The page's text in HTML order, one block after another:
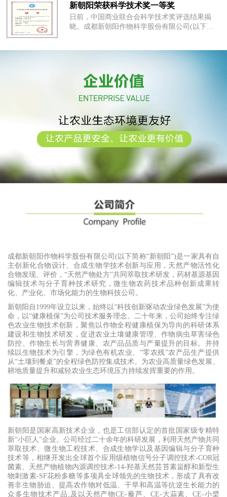
新朝阳荣获科学技术奖一等奖
日前，中国商业联合会科学技术奖评选结果揭
晓。成都新朝阳作物科学股份有限公司(以下简
成都新朝阳作物科学股份有限公司(以下简称“新朝阳”)是一家具有自
主创新化合物设计、合成生物学技术创新与应用，天然产物活性化
合物发现、评价，“天然产物处方”共同萃取技术研发，药材基源基因
编辑技术与分子育种技术研究，微生物农药技术品种创新成果转
化、产业化、市场化能力的生物科技公司。
新朝阳自1999年设立以来，始终以“科技创新驱动农业绿色发展”为使
命，以“健康植保”为公司技术服务理念。二十年来，公司始终专注绿
色农业生物技术创新，聚焦以作物全程健康植保为导向的科研体系
建设和生物技术研发，促进农业土壤健康管理、作物病虫草害绿色
防控、作物生长与营养健康、农产品品质与产量提升的目标。并持
续以生物技术为引擎，为绿色有机农业、“零农残”农产品生产提供
从“土壤到餐桌”的全程绿色防控集成技术。为农业高质量绿色发展、
耕地质量提升和减轻农业生态环境压力持续发挥重要的作用。
新朝阳是国家高新技术企业，也是工信部认定的首批国家级专精特
新“小巨人”企业。公司经过二十余年的科研发展，利用天然产物共同
萃取技术、微生物工程技术、合成生物学以及基因编辑与分子育种
技术等，相继开发出全球首个应用级植物信号分子调控技术-COR冠
菌素、天然产物植物内源调控技术-14-羟基天然芸苔素甾醇和新型生
物刺激素-SF花粉多糖等多项具全球领先的生物技术，形成了具有改
善非生物胁迫、提高农作物对低温、干旱和高温等抗逆生长能力的
众多生物技术产品;及以天然产物CE-藜芦、CE-大蒜素、CE-小檗